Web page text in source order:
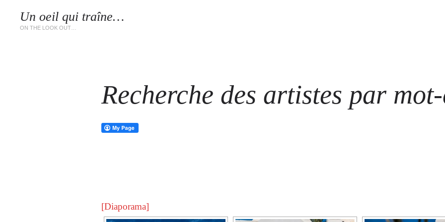
Un oeil qui traîne…
ON THE LOOK OUT…
Recherche des artistes par
[Diaporama]